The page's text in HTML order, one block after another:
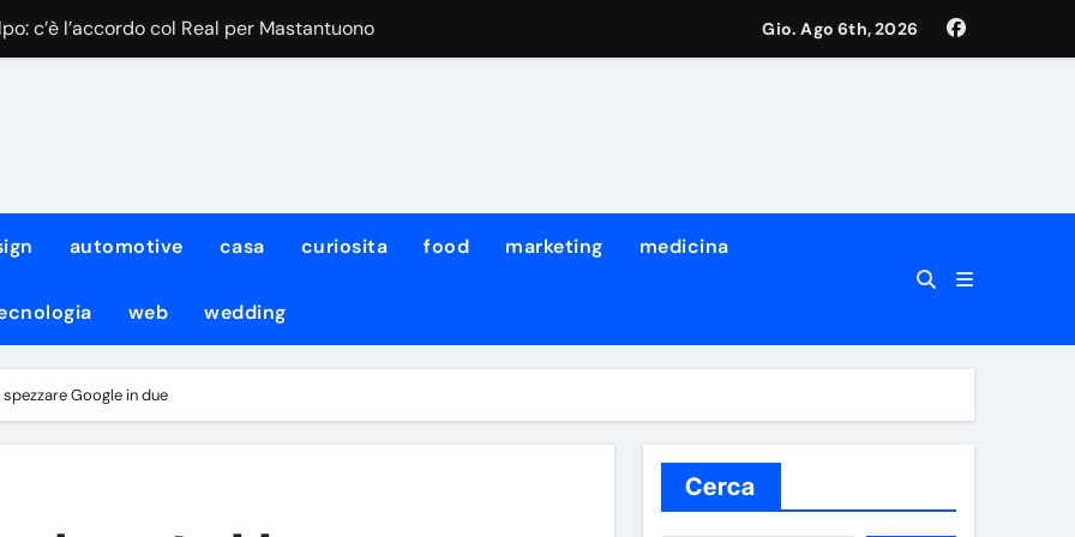
c’è l’accordo col Real per Mastantuono
giorni di permesso e poi si aggregherà
il comunicato della SSC Napoli
per chiudere
si va verso il sold-out, i dettagli
Gio. Ago 6th, 2026
automotive casa curiosita food marketing medicina
web wedding
Google in due
Cerca